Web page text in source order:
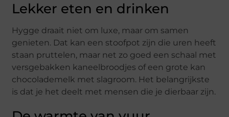
Lekker eten en drinken
Hygge draait niet om luxe, maar om samen
genieten. Dat kan een stoofpot zijn die uren heeft
staan pruttelen, maar net zo goed een schaal met
versgebakken kaneelbroodjes of een grote kan
chocolademelk met slagroom. Het belangrijkste
is dat je het deelt met mensen die je dierbaar zijn.